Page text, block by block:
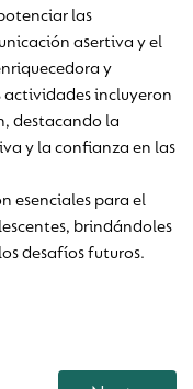
las
asertiva y el
y
incluyeron
destacando la
y la confianza en las
esenciales para el
brindándoles
desafíos futuros.